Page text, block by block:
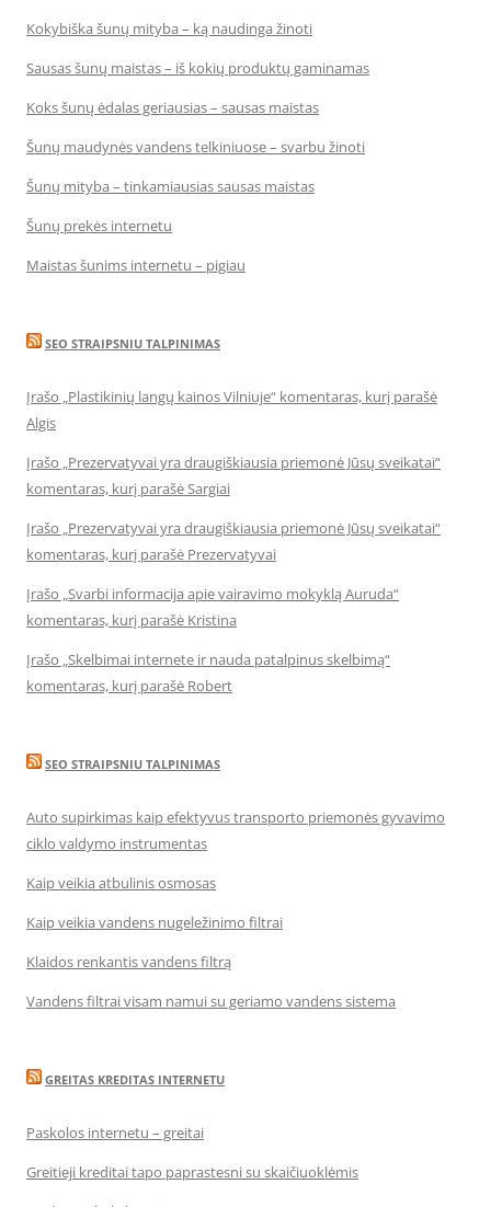
Kokybiška šunų mityba – ką naudinga žinoti
Sausas šunų maistas – iš kokių produktų gaminamas
Koks šunų ėdalas geriausias – sausas maistas
Šunų maudynės vandens telkiniuose – svarbu žinoti
Šunų mityba – tinkamiausias sausas maistas
Šunų prekės internetu
Maistas šunims internetu – pigiau
SEO STRAIPSNIU TALPINIMAS
Įrašo „Plastikinių langų kainos Vilniuje“ komentaras, kurį parašė
Algis
Įrašo „Prezervatyvai yra draugiškiausia priemonė Jūsų sveikatai“
komentaras, kurį parašė Sargiai
Įrašo „Prezervatyvai yra draugiškiausia priemonė Jūsų sveikatai“
komentaras, kurį parašė Prezervatyvai
Įrašo „Svarbi informacija apie vairavimo mokyklą Auruda“
komentaras, kurį parašė Kristina
Įrašo „Skelbimai internete ir nauda patalpinus skelbimą“
komentaras, kurį parašė Robert
SEO STRAIPSNIU TALPINIMAS
Auto supirkimas kaip efektyvus transporto priemonės gyvavimo
ciklo valdymo instrumentas
Kaip veikia atbulinis osmosas
Kaip veikia vandens nugeležinimo filtrai
Klaidos renkantis vandens filtrą
Vandens filtrai visam namui su geriamo vandens sistema
GREITAS KREDITAS INTERNETU
Paskolos internetu – greitai
Greitieji kreditai tapo paprastesni su skaičiuoklėmis